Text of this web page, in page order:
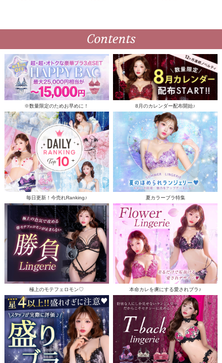
Contents
※数量限定のためお早めに！ 8月のカレンダー配布開始♪
毎日更新！今売れRanking♪ 夏カラーブラ特集
極上のモテフェロモン♡ 本命カレを虜にする愛されブラ♪